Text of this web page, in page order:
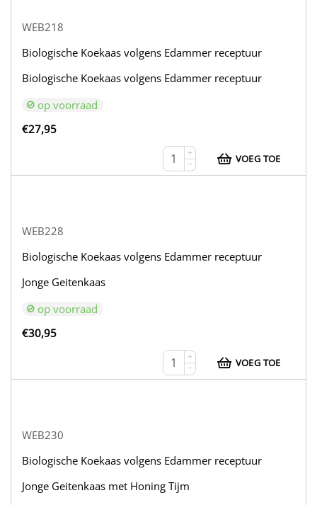
WEB218
Biologische Koekaas volgens Edammer receptuur
Biologische Koekaas volgens Edammer receptuur
op voorraad
€27,95
+
−
VOEG TOE
WEB228
Biologische Koekaas volgens Edammer receptuur
Jonge Geitenkaas
op voorraad
€30,95
+
−
VOEG TOE
WEB230
Biologische Koekaas volgens Edammer receptuur
Jonge Geitenkaas met Honing Tijm